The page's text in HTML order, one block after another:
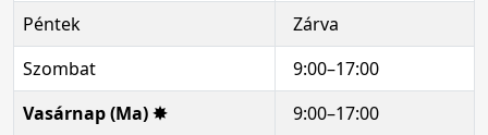
Péntek
Zárva
Szombat
9:00–17:00
Vasárnap (Ma) ✸
9:00–17:00